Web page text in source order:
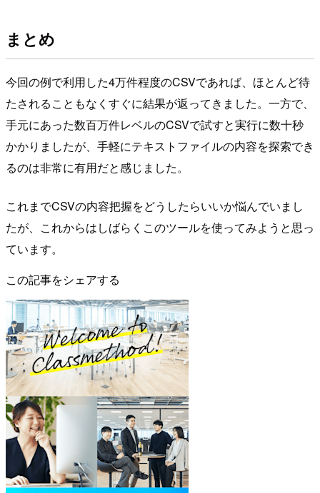
まとめ
今回の例で利用した4万件程度のCSVであれば、ほとんど待
たされることもなくすぐに結果が返ってきました。一方で、
手元にあった数百万件レベルのCSVで試すと実行に数十秒
かかりましたが、手軽にテキストファイルの内容を探索でき
るのは非常に有用だと感じました。
これまでCSVの内容把握をどうしたらいいか悩んでいまし
たが、これからはしばらくこのツールを使ってみようと思っ
ています。
この記事をシェアする